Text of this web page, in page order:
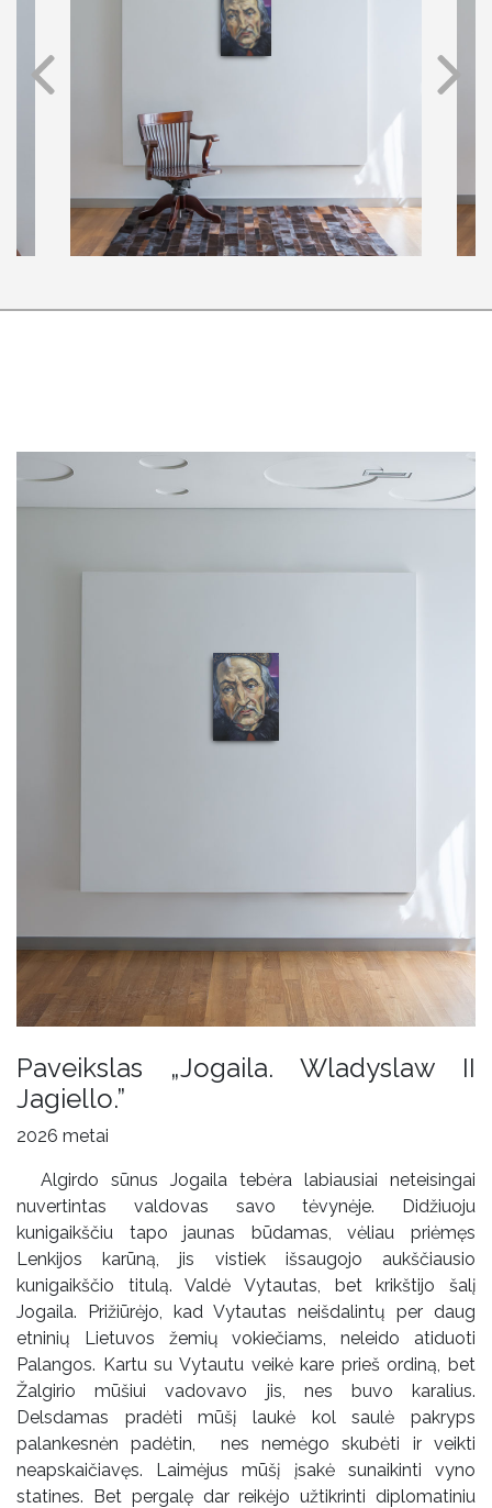
Paveikslas „Jogaila. Wladyslaw II
Jagiello.”
2026 metai
Algirdo sūnus Jogaila tebėra labiausiai neteisingai
nuvertintas valdovas savo tėvynėje. Didžiuoju
kunigaikščiu tapo jaunas būdamas, vėliau priėmęs
Lenkijos karūną, jis vistiek išsaugojo aukščiausio
kunigaikščio titulą. Valdė Vytautas, bet krikštijo šalį
Jogaila. Prižiūrėjo, kad Vytautas neišdalintų per daug
etninių Lietuvos žemių vokiečiams, neleido atiduoti
Palangos. Kartu su Vytautu veikė kare prieš ordiną, bet
Žalgirio mūšiui vadovavo jis, nes buvo karalius.
Delsdamas pradėti mūšį laukė kol saulė pakryps
palankesnėn padėtin, nes nemėgo skubėti ir veikti
neapskaičiavęs. Laimėjus mūšį įsakė sunaikinti vyno
statines. Bet pergalę dar reikėjo užtikrinti diplomatiniu